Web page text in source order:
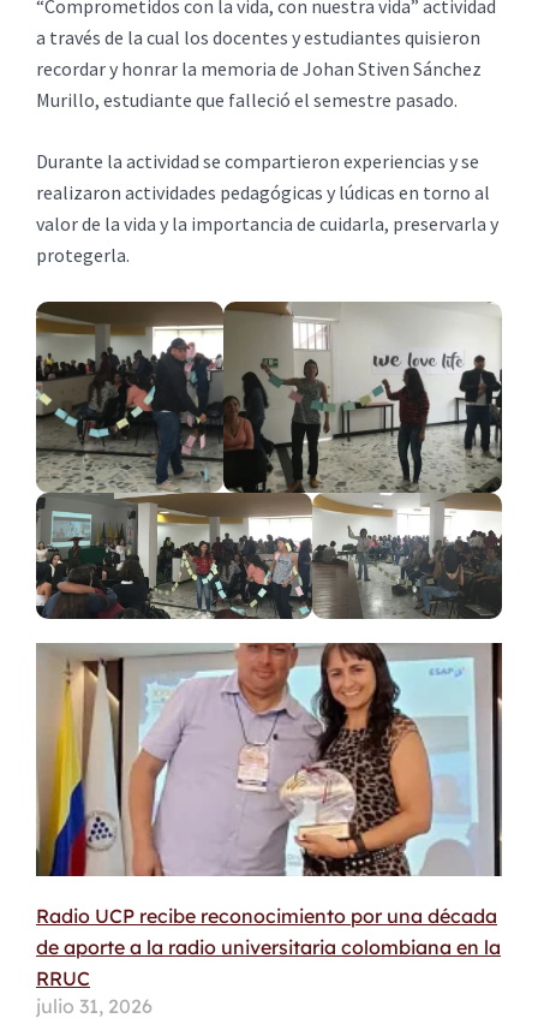
“Comprometidos con la vida, con nuestra vida” actividad
a través de la cual los docentes y estudiantes quisieron
recordar y honrar la memoria de Johan Stiven Sánchez
Murillo, estudiante que falleció el semestre pasado.
Durante la actividad se compartieron experiencias y se
realizaron actividades pedagógicas y lúdicas en torno al
valor de la vida y la importancia de cuidarla, preservarla y
protegerla.
Radio UCP recibe reconocimiento por una década
de aporte a la radio universitaria colombiana en la
RRUC
julio 31, 2026